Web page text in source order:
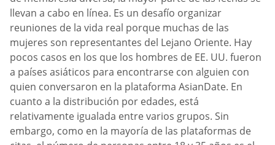
llevan a cabo en línea. Es un desafío organizar
reuniones de la vida real porque muchas de las
mujeres son representantes del Lejano Oriente. Hay
pocos casos en los que los hombres de EE. UU. fueron
a países asiáticos para encontrarse con alguien con
quien conversaron en la plataforma AsianDate. En
cuanto a la distribución por edades, está
relativamente igualada entre varios grupos. Sin
embargo, como en la mayoría de las plataformas de